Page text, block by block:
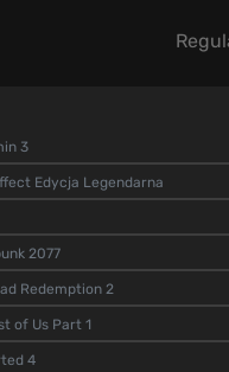
3
Edycja Legendarna
2077
Redemption 2
of Us Part 1
4